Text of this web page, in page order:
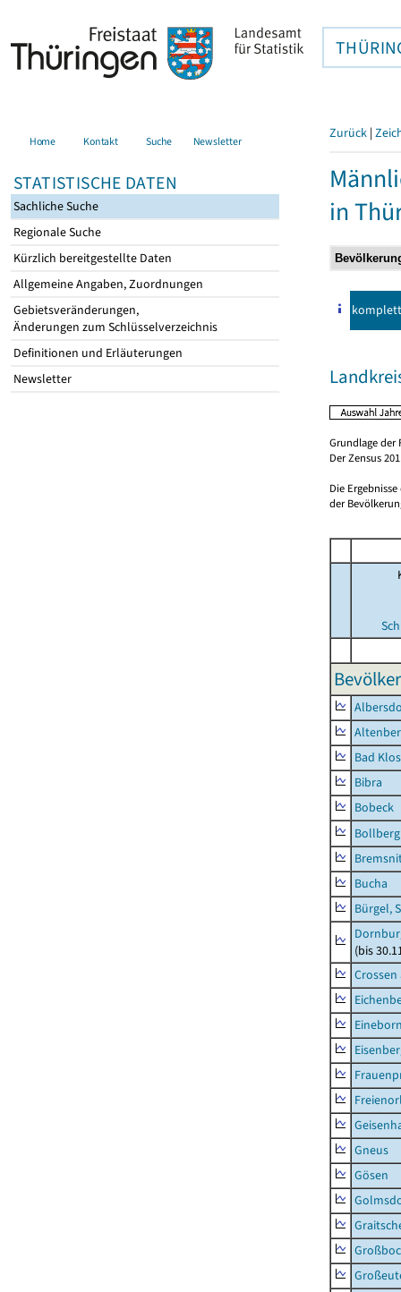
Home Kontakt Suche Newsletter
STATISTISCHE DATEN
Sachliche Suche
Regionale Suche
Kürzlich bereitgestellte Daten
Allgemeine Angaben, Zuordnungen
Gebietsveränderungen,
Änderungen zum Schlüsselverzeichnis
Definitionen und Erläuterungen
Newsletter
Zurück |
in
komplett
Grundlage der
Der Zensus
Die
der
Bad
Bibra
Bobeck
Bollberg
Bucha
Bürgel,
(bis
Gneus
Gösen